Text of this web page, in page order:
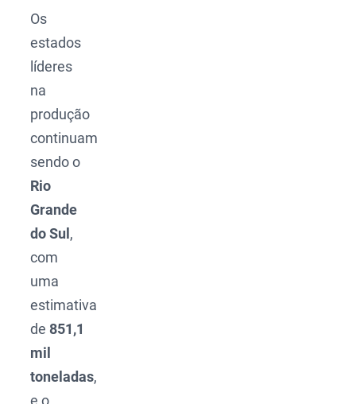
Os
estados
líderes
na
produção
continuam
sendo o
Rio
Grande
do Sul ,
com
uma
estimativa
de851,1
mil
toneladas,
e o